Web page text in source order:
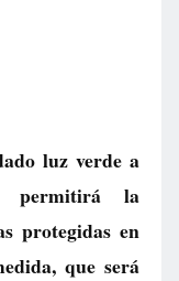
luz verde a
permitirá la
protegidas en
que será